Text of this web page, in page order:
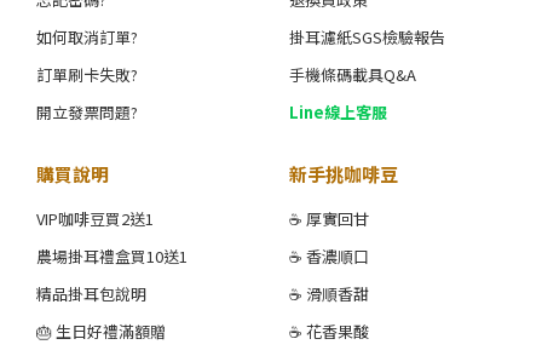
如何取消訂單?
訂單刷卡失敗?
開立發票問題?
掛耳濾紙SGS檢驗報告
手機條碼載具Q&A
Line線上客服
購買說明
VIP咖啡豆買2送1
農場掛耳禮盒買10送1
精品掛耳包說明
🎂 生日好禮滿額贈
新手挑咖啡豆
☕ 厚實回甘
☕ 香濃順口
☕ 滑順香甜
☕ 花香果酸